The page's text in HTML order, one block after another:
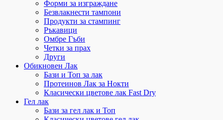
Форми за изграждане
Безвлакнести тампони
Продукти за стампинг
Ръкавици
Омбре Гъби
Четки за прах
Други
Обикновен Лак
Бази и Топ за лак
Протеинов Лак за Нокти
Класически цветове лак Fast Dry
Гел лак
Бази за гел лак и Топ